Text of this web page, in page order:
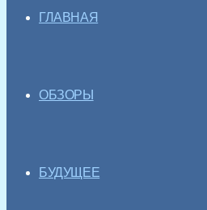
ГЛАВНАЯ
ОБЗОРЫ
БУДУЩЕЕ